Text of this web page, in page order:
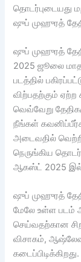
தொடர்புடையது
ஷுப் முஹுரத்
ஷுப் முஹுரத்
2025 ஜூலை
படத்தில்
விற்பதற்கும் ஏற்ற
வெவ்வேறு
நீங்கள்
அடைவதில்
நெருங்கிய
ஆகஸ்ட் 2025 இல்
ஷுப் முஹுரத்
மேலே உள்ள படம்
செய்வதற்கான
விசாகம்,